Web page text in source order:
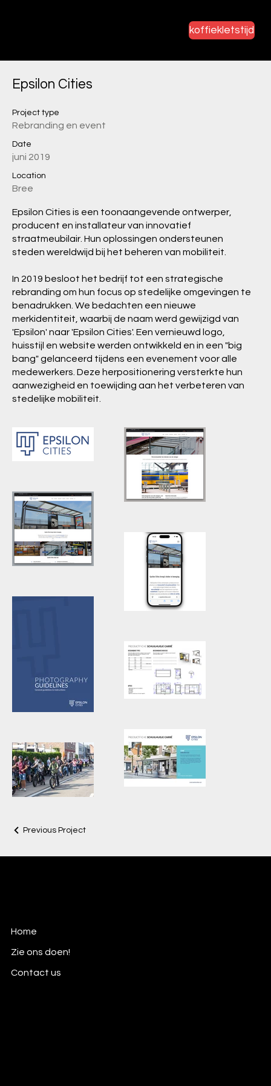
koffiekletstijd
Epsilon Cities
Project type
Rebranding en event
Date
juni 2019
Location
Bree
Epsilon Cities is een toonaangevende ontwerper,
producent en installateur van innovatief
straatmeubilair. Hun oplossingen ondersteunen
steden wereldwijd bij het beheren van mobiliteit.
In 2019 besloot het bedrijf tot een strategische
rebranding om hun focus op stedelijke omgevingen te
benadrukken. We bedachten een nieuwe
merkidentiteit, waarbij de naam werd gewijzigd van
'Epsilon' naar 'Epsilon Cities'. Een vernieuwd logo,
huisstijl en website werden ontwikkeld en in een "big
bang" gelanceerd tijdens een evenement voor alle
medewerkers. Deze herpositionering versterkte hun
aanwezigheid en toewijding aan het verbeteren van
stedelijke mobiliteit.
Previous Project
Home
Zie ons doen!
Contact us